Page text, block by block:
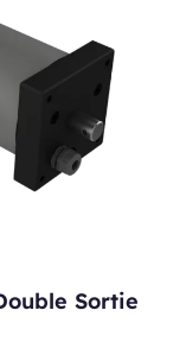
Sortie